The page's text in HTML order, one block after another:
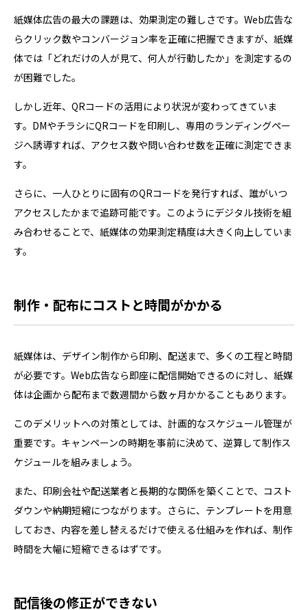
紙媒体広告の最大の課題は、効果測定の難しさです。Web広告な
らクリック数やコンバージョン率を正確に把握できますが、紙媒
体では「どれだけの人が見て、何人が行動したか」を測定するの
が困難でした。
しかし近年、QRコードの活用により状況が変わってきていま
す。DMやチラシにQRコードを印刷し、専用のランディングペー
ジへ誘導すれば、アクセス数や問い合わせ数を正確に測定できま
す。
さらに、一人ひとりに固有のQRコードを発行すれば、誰がいつ
アクセスしたかまで追跡可能です。このようにデジタル技術を組
み合わせることで、紙媒体の効果測定精度は大きく向上していま
す。
制作・配布にコストと時間がかかる
紙媒体は、デザイン制作から印刷、配送まで、多くの工程と時間
が必要です。Web広告なら即座に配信開始できるのに対し、紙媒
体は企画から配布まで数週間から数ヶ月かかることもあります。
このデメリットへの対策としては、計画的なスケジュール管理が
重要です。キャンペーンの時期を事前に決めて、逆算して制作ス
ケジュールを組みましょう。
また、印刷会社や配送業者と長期的な関係を築くことで、コスト
ダウンや納期短縮につながります。さらに、テンプレートを用意
しておき、内容を差し替えるだけで使える仕組みを作れば、制作
時間を大幅に短縮できるはずです。
配信後の修正ができない